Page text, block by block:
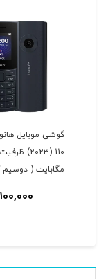
گوشی موبایل
مگابایت ( دوسیم